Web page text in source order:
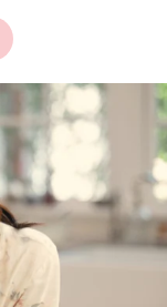
arrow_right